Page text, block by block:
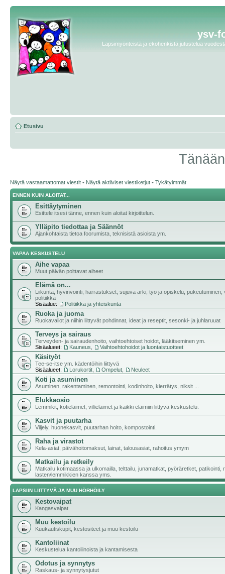
ysv-
Lapsimyönteistä ja ekohenkistä jutustelua
Etusivu
Näytä vastaamattomat viestit • Näytä aktiiviset viestiketjut • Tykätyimmät
ENNEN KUIN ALOITAT...
Esittäytyminen
Esittele itsesi tänne, ennen kuin aloitat kirjoittelun.
Ylläpito tiedottaa ja Säännöt
Ajankohtaista tietoa foorumista, teknisistä asioista ym.
VAPAA KESKUSTELU
Aihe vapaa
Muut päivän polttavat aiheet
Elämä on...
Liikunta, hyvinvointi, harrastukset, sujuva arki, työ ja opiskelu, pukeutuminen,
politiikka
Sisäalue:
Politiikka ja yhteiskunta
Ruoka ja juoma
Ruokavaliot ja niihin liittyvät pohdinnat, ideat ja reseptit, sesonki- ja juhlaruuat
Terveys ja sairaus
Terveyden- ja sairaudenhoito, vaihtoehtoiset hoidot, lääkitseminen ym.
Sisäalueet:
Kauneus Vaihtoehtohoidot ja luontaistuotteet
Käsityöt
Tee-se-itse ym. kädentöihin liittyvä
Sisäalueet:
Lorukortit Ompelut Neuleet
Koti ja asuminen
Asuminen, rakentaminen, remontointi, kodinhoito, kierrätys, niksit ...
Elukkaosio
Lemmikit, kotieläimet, villieläimet ja kaikki eläimiin liittyvä keskustelu.
Kasvit ja puutarha
Viljely, huonekasvit, puutarhan hoito, kompostointi.
Raha ja virastot
Kela-asiat, päivähoitomaksut, lainat, talousasiat, rahoitus ymym
Matkailu ja retkeily
Matkailu kotimaassa ja ulkomailla, telttailu, junamatkat, pyöräretket, patikointi,
lasten/lemmikkien kanssa yms.
LAPSIIN LIITTYVÄ JA MUU HÖRHÖILY
Kestovaipat
Kangasvaipat
Muu kestoilu
Kuukautiskupit, kestositeet ja muu kestoilu
Kantoliinat
Keskustelua kantoliinoista ja kantamisesta
Odotus ja synnytys
Raskaus- ja synnytysjutut